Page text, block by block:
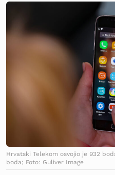
Hrvatski Telekom osvojio je 932
boda; Foto: Guliver Image